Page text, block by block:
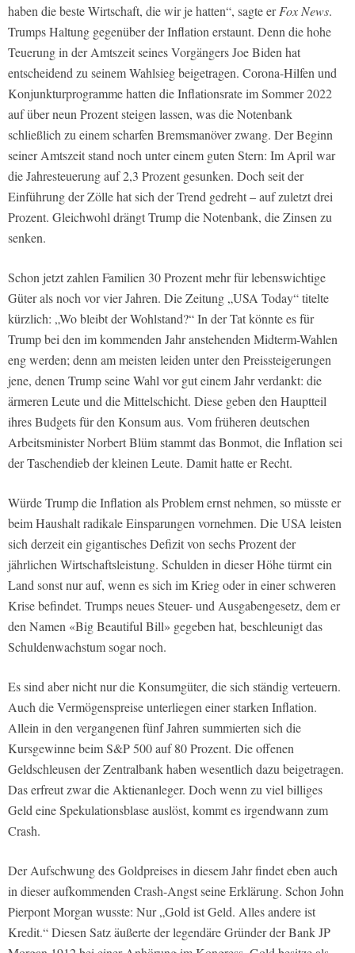
haben die beste Wirtschaft, die wir je hatten“, sagte erFox News.
Trumps Haltung gegenüber der Inflation erstaunt. Denn die hohe
Teuerung in der Amtszeit seines Vorgängers Joe Biden hat
entscheidend zu seinem Wahlsieg beigetragen. Corona-Hilfen und
Konjunkturprogramme hatten die Inflationsrate im Sommer 2022
auf über neun Prozent steigen lassen, was die Notenbank
schließlich zu einem scharfen Bremsmanöver zwang. Der Beginn
seiner Amtszeit stand noch unter einem guten Stern: Im April war
die Jahresteuerung auf 2,3 Prozent gesunken. Doch seit der
Einführung der Zölle hat sich der Trend gedreht – auf zuletzt drei
Prozent. Gleichwohl drängt Trump die Notenbank, die Zinsen zu
senken.
Schon jetzt zahlen Familien 30 Prozent mehr für lebenswichtige
Güter als noch vor vier Jahren. Die Zeitung „USA Today“ titelte
kürzlich: „Wo bleibt der Wohlstand?“ In der Tat könnte es für
Trump bei den im kommenden Jahr anstehenden Midterm-Wahlen
eng werden; denn am meisten leiden unter den Preissteigerungen
jene, denen Trump seine Wahl vor gut einem Jahr verdankt: die
ärmeren Leute und die Mittelschicht. Diese geben den Hauptteil
ihres Budgets für den Konsum aus. Vom früheren deutschen
Arbeitsminister Norbert Blüm stammt das Bonmot, die Inflation sei
der Taschendieb der kleinen Leute. Damit hatte er Recht.
Würde Trump die Inflation als Problem ernst nehmen, so müsste er
beim Haushalt radikale Einsparungen vornehmen. Die USA leisten
sich derzeit ein gigantisches Defizit von sechs Prozent der
jährlichen Wirtschaftsleistung. Schulden in dieser Höhe türmt ein
Land sonst nur auf, wenn es sich im Krieg oder in einer schweren
Krise befindet. Trumps neues Steuer- und Ausgabengesetz, dem er
den Namen «Big Beautiful Bill» gegeben hat, beschleunigt das
Schuldenwachstum sogar noch.
Es sind aber nicht nur die Konsumgüter, die sich ständig verteuern.
Auch die Vermögenspreise unterliegen einer starken Inflation.
Allein in den vergangenen fünf Jahren summierten sich die
Kursgewinne beim S&P 500 auf 80 Prozent. Die offenen
Geldschleusen der Zentralbank haben wesentlich dazu beigetragen.
Das erfreut zwar die Aktienanleger. Doch wenn zu viel billiges
Geld eine Spekulationsblase auslöst, kommt es irgendwann zum
Crash.
Der Aufschwung des Goldpreises in diesem Jahr findet eben auch
in dieser aufkommenden Crash-Angst seine Erklärung. Schon John
Pierpont Morgan wusste: Nur „Gold ist Geld. Alles andere ist
Kredit.“ Diesen Satz äußerte der legendäre Gründer der Bank JP